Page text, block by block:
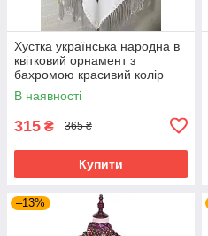
Хустка українська народна в
квітковий орнамент з
бахромою красивий колір
білий 110*110
В наявності
315 ₴ 365 ₴
Купити
–13%